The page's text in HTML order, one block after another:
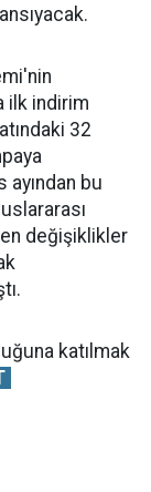
ilk indirim
32
ayından bu
değişiklikler
katılmak